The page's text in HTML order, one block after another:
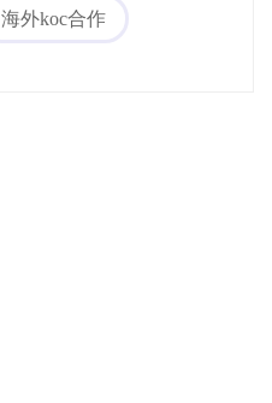
海外koc合作